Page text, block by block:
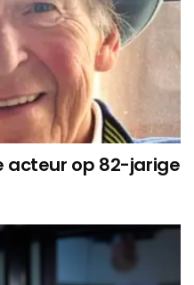
acteur op 82-jarige